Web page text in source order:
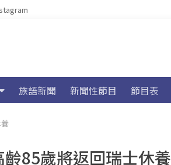
族語新聞 新聞性節目 節目表
85歲將返回瑞士休養